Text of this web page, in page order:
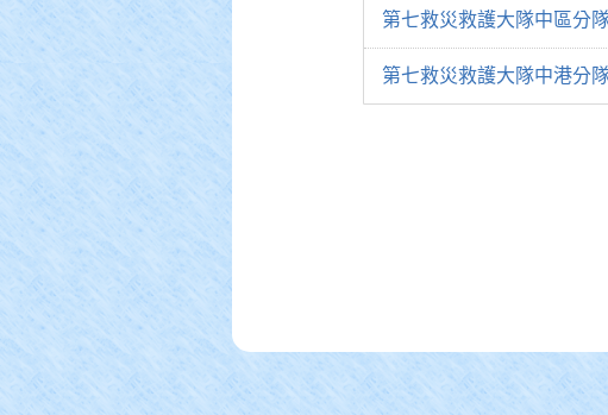
第七救災救護大隊中區分
第七救災救護大隊中港分